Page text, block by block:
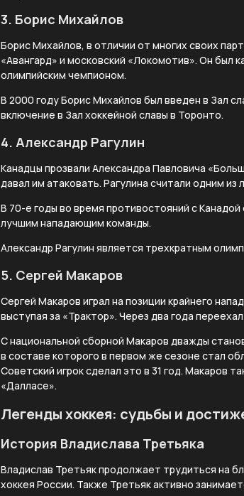
3. Борис Михайлов
Борис Михайлов, в отличии от многих своих
«Авангард» и московский «Локомотив». Он был
олимпийским чемпионом.
В 2000 году Борис Михайлов был введен в Зал
включение в Зал хоккейной славы в Торонто.
4. Александр Рагулин
Канадцы прозвали Александра Павловича
давал им атаковать. Рагулина считали одним из
В 70-е годы во время противостояний с
лучшим нападающим команды.
Александр Рагулин является трехкратным
5. Сергей Макаров
Сергей Макаров играл на позиции крайнего
выступая за «Трактор». Через два года
С национальной сборной Макаров дважды
в составе которого в первом же сезоне стал
Советский игрок сделал это в 31 год. Макаров
«Далласе».
Легенды хоккея: судьбы и
История Владислава Третьяка
Владислав Третьяк продолжает трудиться на
хоккея России. Также Третьяк активно